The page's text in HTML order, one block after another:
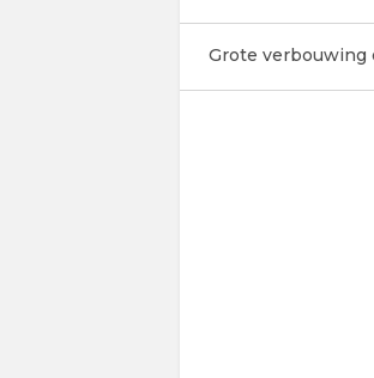
Grote